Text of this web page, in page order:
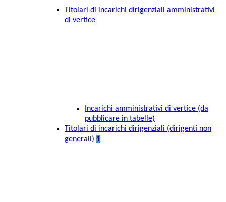
Titolari di incarichi dirigenziali amministrativi
di vertice
Incarichi amministrativi di vertice (da
pubblicare in tabelle)
Titolari di incarichi dirigenziali (dirigenti non
generali) 1